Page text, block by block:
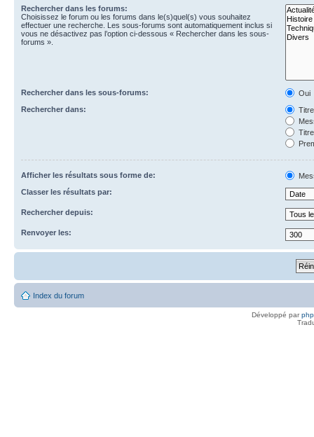
Rechercher dans les forums:
Choisissez le forum ou les forums dans le(s)quel(s) vous souhaitez
effectuer une recherche. Les sous-forums sont automatiquement inclus si
vous ne désactivez pas l’option ci-dessous « Rechercher dans les sous-
forums ».
Rechercher dans les sous-forums:
Oui
Rechercher dans:
Afficher les résultats sous forme de:
Classer les résultats par:
Rechercher depuis:
Renvoyer les:
Index du forum
Développé par